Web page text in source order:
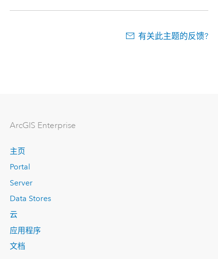
有关此主题的反馈?
ArcGIS Enterprise
主页
Portal
Server
Data Stores
云
应用程序
文档